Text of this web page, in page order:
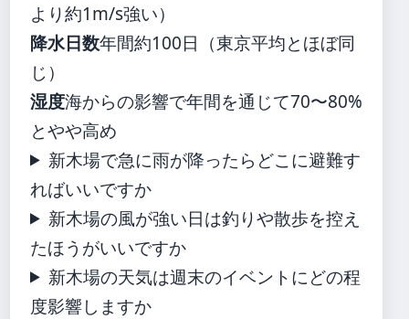
より約1m/s強い）
降水日数年間約100日（東京平均とほぼ同
じ）
湿度海からの影響で年間を通じて70〜80%
とやや高め
新木場で急に雨が降ったらどこに避難す
ればいいですか
新木場の風が強い日は釣りや散歩を控え
たほうがいいですか
新木場の天気は週末のイベントにどの程
度影響しますか